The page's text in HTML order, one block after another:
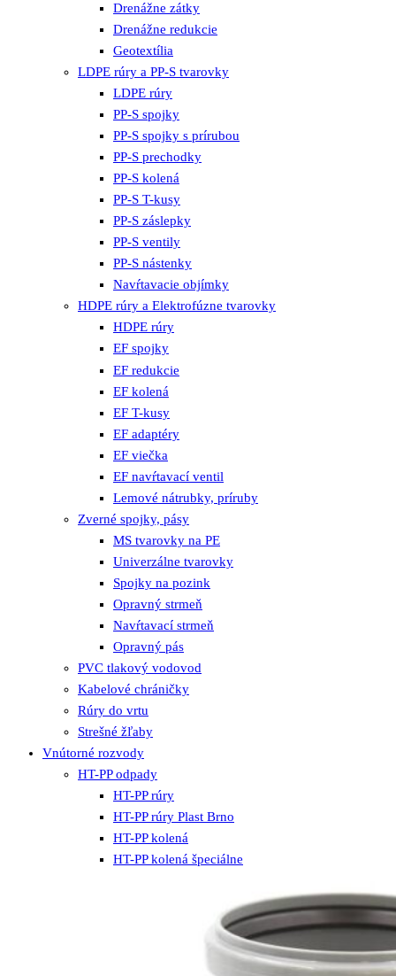
Drenážne zátky
Drenážne redukcie
Geotextília
LDPE rúry a PP-S tvarovky
LDPE rúry
PP-S spojky
PP-S spojky s prírubou
PP-S prechodky
PP-S kolená
PP-S T-kusy
PP-S záslepky
PP-S ventily
PP-S nástenky
Navŕtavacie objímky
HDPE rúry a Elektrofúzne tvarovky
HDPE rúry
EF spojky
EF redukcie
EF kolená
EF T-kusy
EF adaptéry
EF viečka
EF navŕtavací ventil
Lemové nátrubky, príruby
Zverné spojky, pásy
MS tvarovky na PE
Univerzálne tvarovky
Spojky na pozink
Opravný strmeň
Navŕtavací strmeň
Opravný pás
PVC tlakový vodovod
Kabelové chráničky
Rúry do vrtu
Strešné žľaby
Vnútorné rozvody
HT-PP odpady
HT-PP rúry
HT-PP rúry Plast Brno
HT-PP kolená
HT-PP kolená špeciálne